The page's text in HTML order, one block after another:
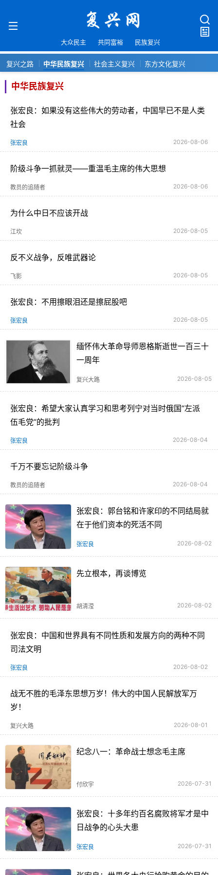
大众民主 共同富裕 民族复兴
复兴之路 中华民族复兴 社会主义复兴 东方文化复兴
中华民族复兴
张宏良：如果没有这些伟大的劳动者，中国早已不是人类
社会
张宏良 2026-08-06
阶级斗争一抓就灵——重温毛主席的伟大思想
教员的追随者 2026-08-06
为什么中日不应该开战
江坎 2026-08-05
反不义战争，反唯武器论
飞影 2026-08-05
张宏良：不用擦眼泪还是擦屁股吧
张宏良 2026-08-05
缅怀伟大革命导师恩格斯逝世一百三十
一周年
复兴大路 2026-08-05
张宏良：希望大家认真学习和思考列宁对当时俄国“左派
伍毛党”的批判
张宏良 2026-08-04
千万不要忘记阶级斗争
教员的追随者 2026-08-04
张宏良：郭台铭和许家印的不同结局就
在于他们资本的死活不同
张宏良 2026-08-02
先立根本，再谈博览
胡清滢 2026-08-02
张宏良：中国和世界具有不同性质和发展方向的两种不同
司法文明
张宏良 2026-08-02
战无不胜的毛泽东思想万岁！伟大的中国人民解放军万
岁！
复兴大路 2026-08-01
纪念八一：革命战士想念毛主席
付欣宇 2026-07-31
张宏良：十多年约百名腐败将军才是中
日战争的心头大患
张宏良 2026-07-31